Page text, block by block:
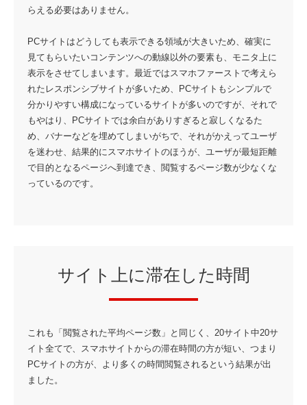
らえる必要はありません。
PCサイトはどうしても表示できる領域が大きいため、確実に
見てもらいたいコンテンツへの動線以外の要素も、モニタ上に
表示をさせてしまいます。最近ではスマホファーストで考えら
れたレスポンシブサイトが多いため、PCサイトもシンプルで
分かりやすい構成になっているサイトが多いのですが、それで
もやはり、PCサイトでは余白がありすぎると寂しくなるた
め、バナーなどを埋めてしまいがちで、それがかえってユーザ
を迷わせ、結果的にスマホサイトのほうが、ユーザが最短距離
で目的となるページへ到達でき、閲覧するページ数が少なくな
っているのです。
サイト上に滞在した時間
これも「閲覧された平均ページ数」と同じく、20サイト中20サ
イト全てで、スマホサイトからの滞在時間の方が短い、つまり
PCサイトの方が、より多くの時間閲覧されるという結果が出
ました。